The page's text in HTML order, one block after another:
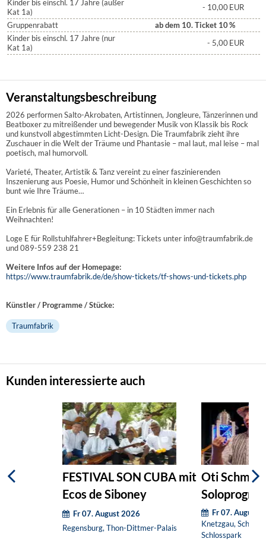
Kinder bis einschl. 17 Jahre (außer
Kat 1a)
- 10,00EUR
Gruppenrabatt
ab dem 10. Ticket 10%
Kinder bis einschl. 17 Jahre (nur
Kat 1a)
- 5,00EUR
Veranstaltungsbeschreibung
2026 performen Salto-Akrobaten, Artistinnen, Jongleure, Tänzerinnen und
Beatboxer zu mitreißender und bewegender Musik von Klassik bis Rock
und kunstvoll abgestimmten Licht-Design. Die Traumfabrik zieht ihre
Zuschauer in die Welt der Träume und Phantasie – mal laut, mal leise – mal
poetisch, mal humorvoll.
Varieté, Theater, Artistik & Tanz vereint zu einer faszinierenden
Inszenierung aus Poesie, Humor und Schönheit in kleinen Geschichten so
bunt wie Ihre Träume…
Ein Erlebnis für alle Generationen – in 10 Städten immer nach
Weihnachten!
Loge E für Rollstuhlfahrer+Begleitung: Tickets unter info@traumfabrik.de
und 089-559 238 21
Weitere Infos auf der Homepage:
https://www.traumfabrik.de/de/show-tickets/tf-shows-und-tickets.php
Künstler / Programme / Stücke:
Traumfabrik
Kunden interessierte auch
FESTIVAL SON CUBA mit
Ecos de Siboney
Fr 07. August 2026
Regensburg, Thon-Dittmer-Palais
Oti
und ventil
Fr 07. August
Knetzgau,
Schlosspark